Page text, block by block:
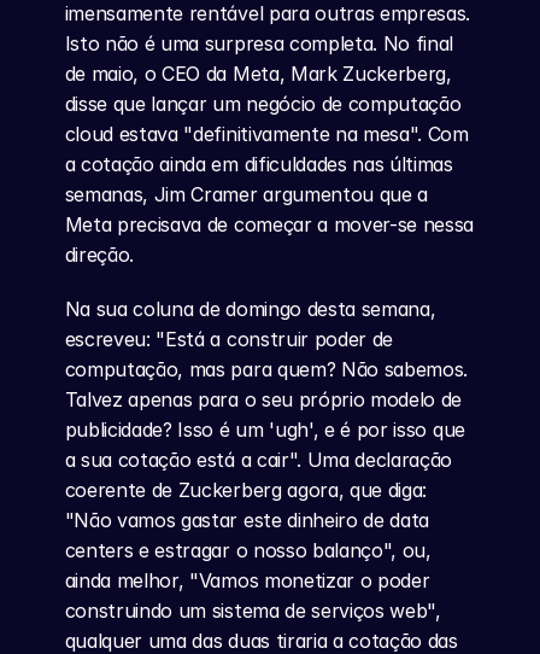
imensamente rentável para outras empresas.
Isto não é uma surpresa completa. No final
de maio, o CEO da Meta, Mark Zuckerberg,
disse que lançar um negócio de computação
cloud estava "definitivamente na mesa". Com
a cotação ainda em dificuldades nas últimas
semanas, Jim Cramer argumentou que a
Meta precisava de começar a mover-se nessa
direção.
Na sua coluna de domingo desta semana,
escreveu: "Está a construir poder de
computação, mas para quem? Não sabemos.
Talvez apenas para o seu próprio modelo de
publicidade? Isso é um 'ugh', e é por isso que
a sua cotação está a cair". Uma declaração
coerente de Zuckerberg agora, que diga:
"Não vamos gastar este dinheiro de data
centers e estragar o nosso balanço", ou,
ainda melhor, "Vamos monetizar o poder
construindo um sistema de serviços web",
qualquer uma das duas tiraria a cotação das